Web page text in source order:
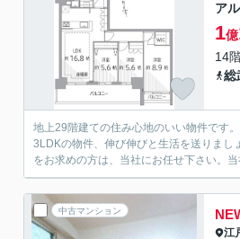
ア
1億
14
総
地上29階建ての住み心地のいい物件です
3LDKの物件、伸び伸びと生活を送りまし
をお求めの方は、当社にお任せ下さい。
中古マンション
江